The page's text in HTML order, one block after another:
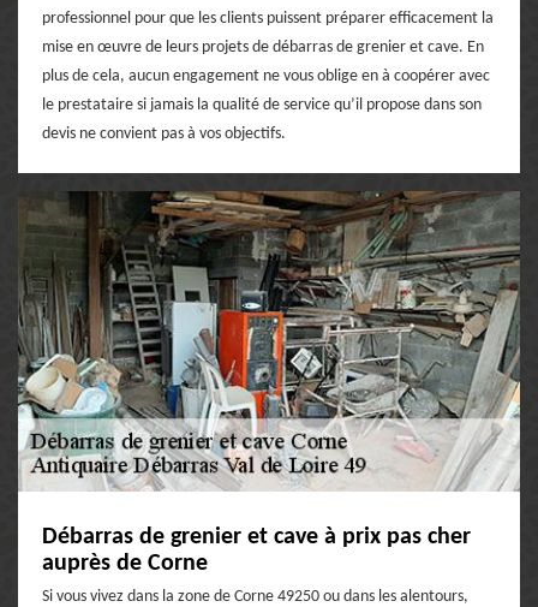
professionnel pour que les clients puissent préparer efficacement la
mise en œuvre de leurs projets de débarras de grenier et cave. En
plus de cela, aucun engagement ne vous oblige en à coopérer avec
le prestataire si jamais la qualité de service qu’il propose dans son
devis ne convient pas à vos objectifs.
Débarras de grenier et cave à prix pas cher
auprès de Corne
Si vous vivez dans la zone de Corne 49250 ou dans les alentours,